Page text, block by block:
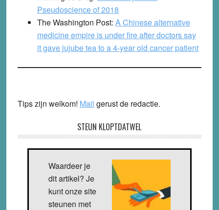
Pseudoscience of 2018
The Washington Post: A Chinese alternative
medicine empire is under fire after doctors say
it gave jujube tea to a 4-year old cancer patient
Tips zijn welkom! Mail gerust de redactie.
STEUN KLOPTDATWEL
Waardeer je
dit artikel? Je
kunt onze site
steunen met